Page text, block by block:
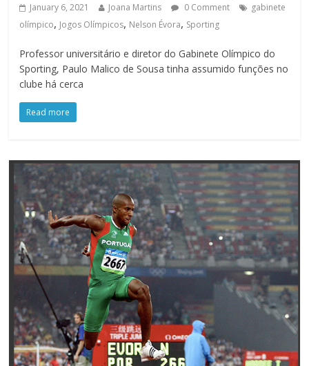
January 6, 2021 Joana Martins 0 Comment
gabinete
olímpico, Jogos Olímpicos, Nelson Évora, Sporting
Professor universitário e diretor do Gabinete Olímpico do
Sporting, Paulo Malico de Sousa tinha assumido funções no
clube há cerca
Read more